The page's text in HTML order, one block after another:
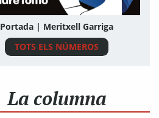
Portada | Meritxell Garriga
TOTS ELS NÚMEROS
La columna